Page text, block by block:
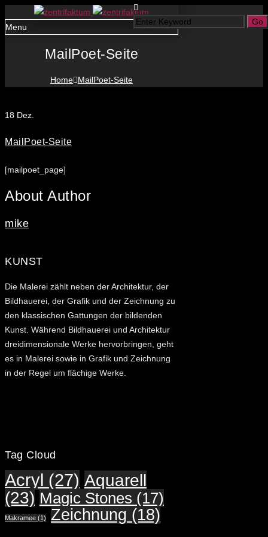
Menu
MailPoet-Seite
Home MailPoet-Seite
18 Dez.
MailPoet-Seite
[mailpoet_page]
About Author
mike
KUNST
Die Malerei zählt neben der Architektur, der
Bildhauerei, der Grafik und der Zeichnung zu
den klassischen Gattungen der bildenden
Kunst. Während Bildhauerei und Architektur
dreidimensionale Werke hervorbringen, geht
es in Malerei sowie in Grafik und Zeichnung
in der Regel um flächige Werke.
Tag Cloud
Acryl (27) Aquarell
(23) Magic Stones (17)
Makramee (1) Zeichnung (18)